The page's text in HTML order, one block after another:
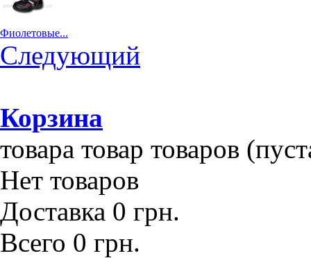
Фиолетовые...
Следующий
Корзина
товара товар товаров
Нет товаров
Доставка 0 грн.
Всего 0 грн.